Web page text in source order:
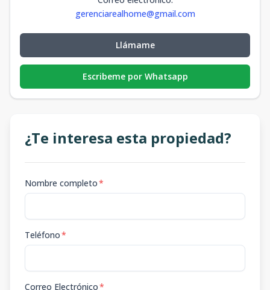
gerenciarealhome@gmail.com
Llámame
Escribeme por Whatsapp
¿Te interesa esta propiedad?
Nombre completo*
Teléfono*
Correo Electrónico*